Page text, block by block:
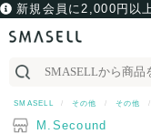
新規会員に2,000円以
SMASELL その他 その他
M.Secound